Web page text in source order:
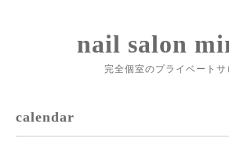
nail salon
完全個室のプライベートサ
calendar